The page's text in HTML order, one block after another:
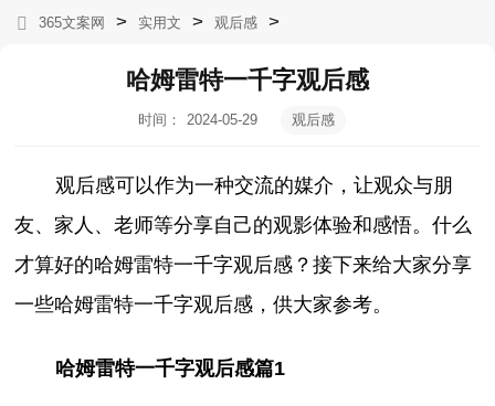
365文案网 > 实用文 > 观后感 >
哈姆雷特一千字观后感
时间：
2024-05-29
观后感
观后感可以作为一种交流的媒介，让观众与朋
友、家人、老师等分享自己的观影体验和感悟。什么
才算好的哈姆雷特一千字观后感？接下来给大家分享
一些哈姆雷特一千字观后感，供大家参考。
哈姆雷特一千字观后感篇1